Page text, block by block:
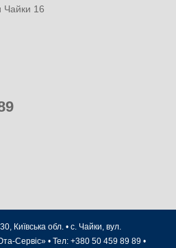
Чайки 16
Київська обл. • с. Чайки, вул.
Сервіс» • Тел: +380 50 459 89 89 •